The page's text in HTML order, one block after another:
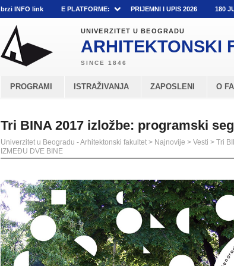
brzi INFO link E PLATFORME: PRIJEMNI I UPIS 2026 180
UNIVERZITET U BEOGRADU
ARHITEKTONSKI
PROGRAMI ISTRAŽIVANJA ZAPOSLENI O
Tri BINA 2017 izložbe: programski
Univerzitet u Beogradu - Arhitektonski fakultet > Najnovije > Vesti > Tri
IZMEĐU DVE BINE